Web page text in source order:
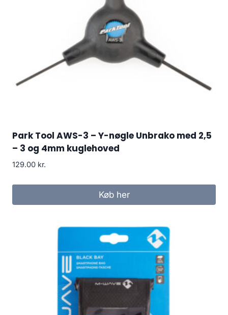
Park Tool AWS-3 – Y-nøgle Unbrako med 2,5
– 3 og 4mm kuglehoved
129.00 kr.
Køb her